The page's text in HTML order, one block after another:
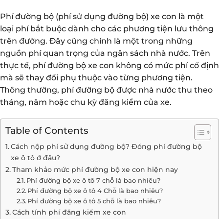
Phí đường bộ (phí sử dụng đường bộ) xe con là một
loại phí bắt buộc dành cho các phương tiện lưu thông
trên đường. Đây cũng chính là một trong những
nguồn phí quan trọng của ngân sách nhà nước. Trên
thực tế, phí đường bộ xe con không có mức phí cố định
mà sẽ thay đổi phụ thuộc vào từng phương tiện.
Thông thường, phí đường bộ được nhà nước thu theo
tháng, năm hoặc chu kỳ đăng kiểm của xe.
Table of Contents
Cách nộp phí sử dụng đường bộ? Đóng phí đường bộ
xe ô tô ở đâu?
Tham khảo mức phí đường bộ xe con hiện nay
Phí đường bộ xe ô tô 7 chỗ là bao nhiêu?
Phí đường bộ xe ô tô 4 Chỗ là bao nhiêu?
Phí đường bộ xe ô tô 5 chỗ là bao nhiêu?
Cách tính phí đăng kiểm xe con